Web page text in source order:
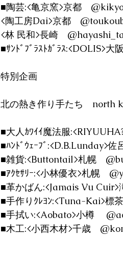
■陶芸:<亀京窯>京都　
<陶工房Dai>京都　
<林 民和>長崎　
■ｻﾝﾄﾞﾌﾞﾗｽﾄｶﾞﾗｽ:<DOLIS>
特別企画
北の熱き作り手たち　north
■大人ｶﾜｲｲ魔法服
■ﾊﾝﾄﾞｳｪｰﾌﾞ:<D.B.Lunday>
■雑貨:<Buttontail>札幌　
■ｱｸｾｻﾘｰ:<小林優衣>札幌　
■革かばん:<Jamais Vu
■手作りｸﾚﾖﾝ:<Tuna-Kai>標
■手拭い:<Aobato>小樽 　
■木工:<小西木材>千歳　